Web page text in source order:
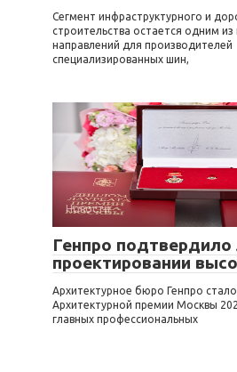
Сегмент инфраструктурного и
строительства остается одним
направлений для производителей
специализированных шин,
Новости
Генпро подтвердило
проектировании
Архитектурное бюро Генпро
Архитектурной премии Москвы
главных профессиональных